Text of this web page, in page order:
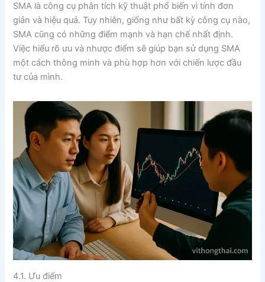
SMA là công cụ phân tích kỹ thuật phổ biến vì tính đơn
giản và hiệu quả. Tuy nhiên, giống như bất kỳ công cụ nào,
SMA cũng có những điểm mạnh và hạn chế nhất định.
Việc hiểu rõ ưu và nhược điểm sẽ giúp bạn sử dụng SMA
một cách thông minh và phù hợp hơn với chiến lược đầu
tư của mình.
4.1. Ưu điểm